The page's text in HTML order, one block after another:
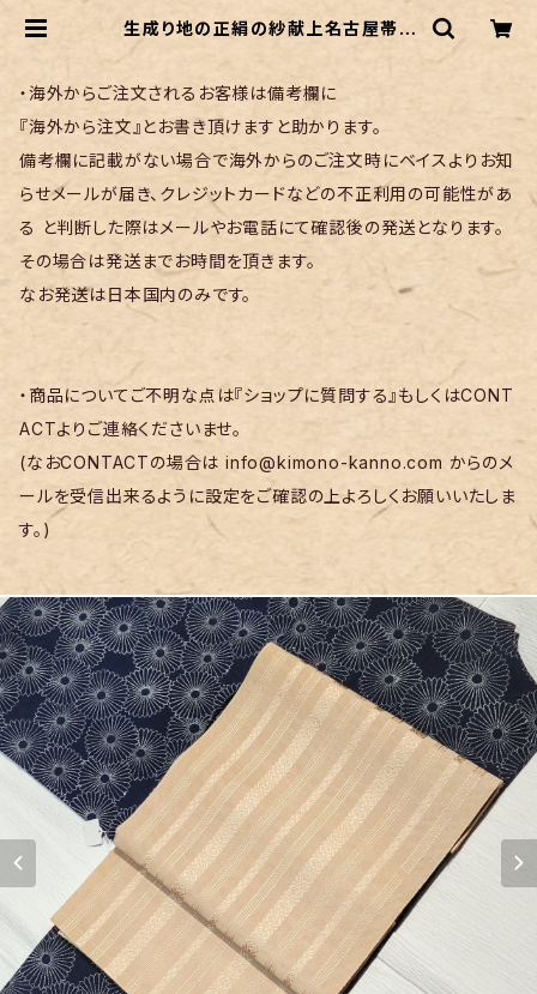
生成り地の正絹の紗献上名古屋帯 |
・海外からご注文されるお客様は備考欄に
『海外から注文』とお書き頂けますと助かります。
備考欄に記載がない場合で海外からのご注文時にベイスよりお知
らせメールが届き、クレジットカードなどの不正利用の可能性があ
る と判断した際はメールやお電話にて確認後の発送となります。
その場合は発送までお時間を頂きます。
なお発送は日本国内のみです。
・商品についてご不明な点は『ショップに質問する』もしくはCONT
ACTよりご連絡くださいませ。
(なおCONTACTの場合はinfo@kimono-kanno.com からのメ
ールを受信出来るように設定をご確認の上よろしくお願いいたしま
す。)